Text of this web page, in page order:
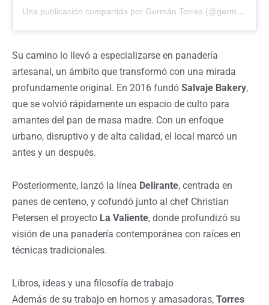
Una publicación compartida por Germán Torres (@germantorres.pan)
Su camino lo llevó a especializarse en panadería
artesanal, un ámbito que transformó con una mirada
profundamente original. En 2016 fundó Salvaje Bakery,
que se volvió rápidamente un espacio de culto para
amantes del pan de masa madre. Con un enfoque
urbano, disruptivo y de alta calidad, el local marcó un
antes y un después.
Posteriormente, lanzó la línea Delirante, centrada en
panes de centeno, y cofundó junto al chef Christian
Petersen el proyecto La Valiente, donde profundizó su
visión de una panadería contemporánea con raíces en
técnicas tradicionales.
Libros, ideas y una filosofía de trabajo
Además de su trabajo en hornos y amasadoras, Torres